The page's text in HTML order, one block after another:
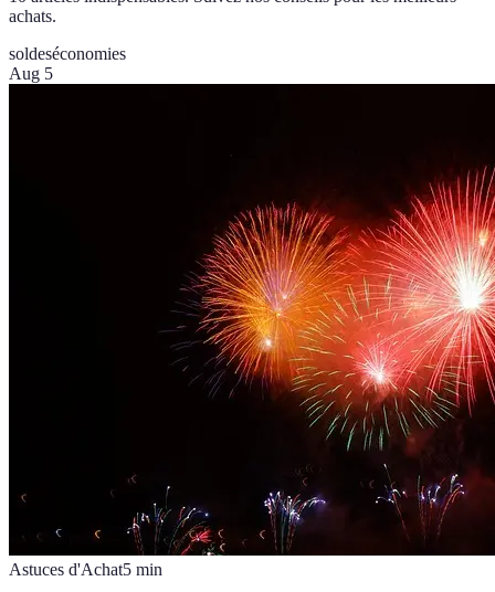
achats.
soldeséconomies
Aug 5
Astuces d'Achat5 min